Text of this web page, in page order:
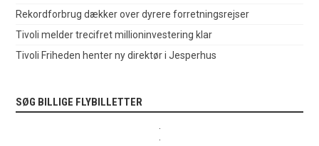
Rekordforbrug dækker over dyrere forretningsrejser
Tivoli melder trecifret millioninvestering klar
Tivoli Friheden henter ny direktør i Jesperhus
SØG BILLIGE FLYBILLETTER